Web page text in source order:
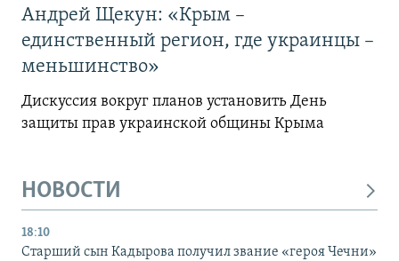
Андрей Щекун: «Крым –
единственный регион, где украинцы –
меньшинство»
Дискуссия вокруг планов установить День
защиты прав украинской общины Крыма
НОВОСТИ
18:10
Старший сын Кадырова получил звание «героя Чечни»